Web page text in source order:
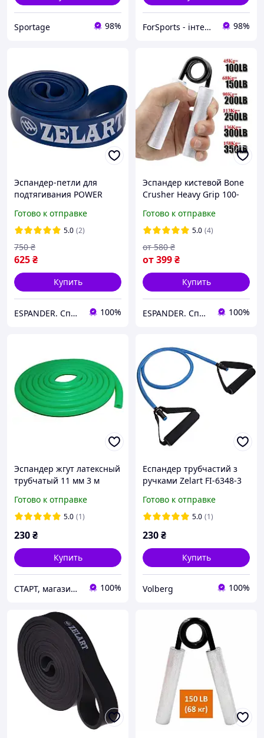
Sportage 98% ForSports - інтернет-магазин спортивних товарів 98%
Эспандер-петли для
подтягивания POWER
жесткость L нагрузка 25-
57 кг
Готово к отправке
5.0 (2)
625₴
750 ₴
Купить
ESPANDER. Спортивний інтернет-магазин. 100%
Эспандер кистевой Bone
Crusher Heavy Grip 100-
(45-158 кг) металлический
(FI-4125)
Готово к отправке
5.0 (4)
от399₴
от 580 ₴
Купить
ESPANDER. Спортивний інтернет-магазин. 100%
Эспандер жгут латексный
трубчатый 11 мм 3 м
фитнеса и тренировок
Готово к отправке
5.0 (1)
230₴
Купить
СТАРТ, магазин спортивных товаров 100%
Еспандер трубчастий з
ручками Zelart FI-6348-3
Готово к отправке
5.0 (1)
230₴
Купить
Volberg 100%